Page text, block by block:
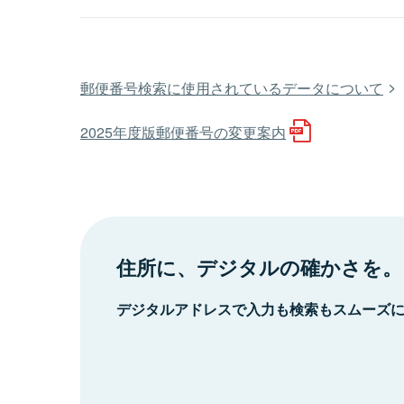
郵便番号検索に使用されているデータについて
2025年度版郵便番号の変更案内
住所に、デジタルの確かさを。
デジタルアドレスで入力も検索もスムーズ